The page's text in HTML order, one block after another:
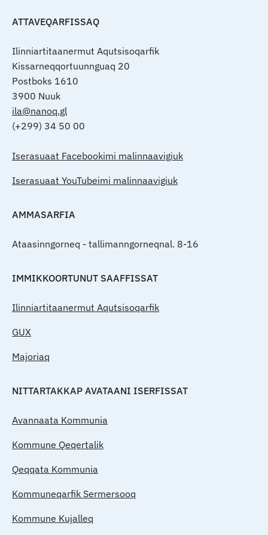
ATTAVEQARFISSAQ
Ilinniartitaanermut Aqutsisoqarfik
Kissarneqqortuunnguaq 20
Postboks 1610
3900 Nuuk
ila@nanoq.gl
(+299) 34 50 00
Iserasuaat Facebookimi malinnaavigiuk
Iserasuaat YouTubeimi malinnaavigiuk
AMMASARFIA
Ataasinngorneq - tallimanngorneqnal. 8-16
IMMIKKOORTUNUT SAAFFISSAT
Ilinniartitaanermut Aqutsisoqarfik
GUX
Majoriaq
NITTARTAKKAP AVATAANI ISERFISSAT
Avannaata Kommunia
Kommune Qeqertalik
Qeqqata Kommunia
Kommuneqarfik Sermersooq
Kommune Kujalleq